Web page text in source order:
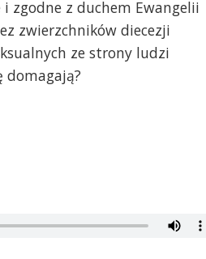
i zgodne z duchem Ewangelii
zwierzchników diecezji
ze strony ludzi
domagają?